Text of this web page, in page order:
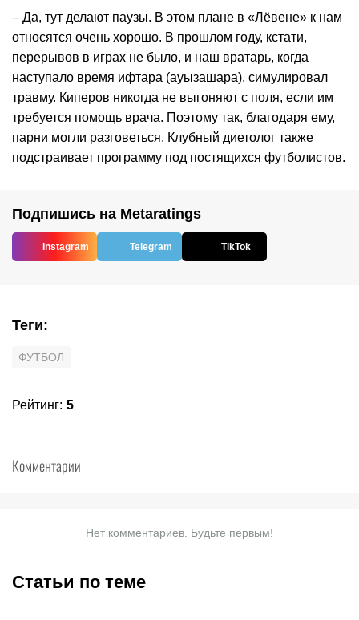
– Да, тут делают паузы. В этом плане в «Лёвене» к нам
относятся очень хорошо. В прошлом году, кстати,
перерывов в играх не было, и наш вратарь, когда
наступало время ифтара (ауызашара), симулировал
травму. Киперов никогда не выгоняют с поля, если им
требуется помощь врача. Поэтому так, благодаря ему,
парни могли разговеться. Клубный диетолог также
подстраивает программу под постящихся футболистов.
Подпишись на Metaratings
Instagram Telegram TikTok
Теги:
ФУТБОЛ
Рейтинг: 5
Комментарии
Нет комментариев. Будьте первым!
Статьи по теме